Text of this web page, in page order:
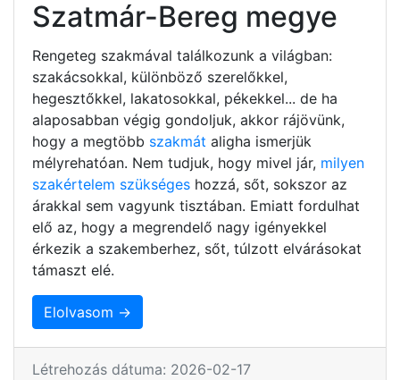
Szatmár-Bereg megye
Rengeteg szakmával találkozunk a világban:
szakácsokkal, különböző szerelőkkel,
hegesztőkkel, lakatosokkal, pékekkel... de ha
alaposabban végig gondoljuk, akkor rájövünk,
hogy a megtöbb szakmát aligha ismerjük
mélyrehatóan. Nem tudjuk, hogy mivel jár, milyen
szakértelem szükséges hozzá, sőt, sokszor az
árakkal sem vagyunk tisztában. Emiatt fordulhat
elő az, hogy a megrendelő nagy igényekkel
érkezik a szakemberhez, sőt, túlzott elvárásokat
támaszt elé.
Elolvasom →
Létrehozás dátuma: 2026-02-17